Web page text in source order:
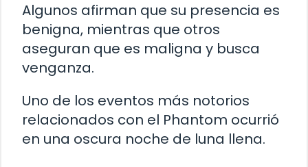
Algunos afirman que su presencia es
benigna, mientras que otros
aseguran que es maligna y busca
venganza.
Uno de los eventos más notorios
relacionados con el Phantom ocurrió
en una oscura noche de luna llena.